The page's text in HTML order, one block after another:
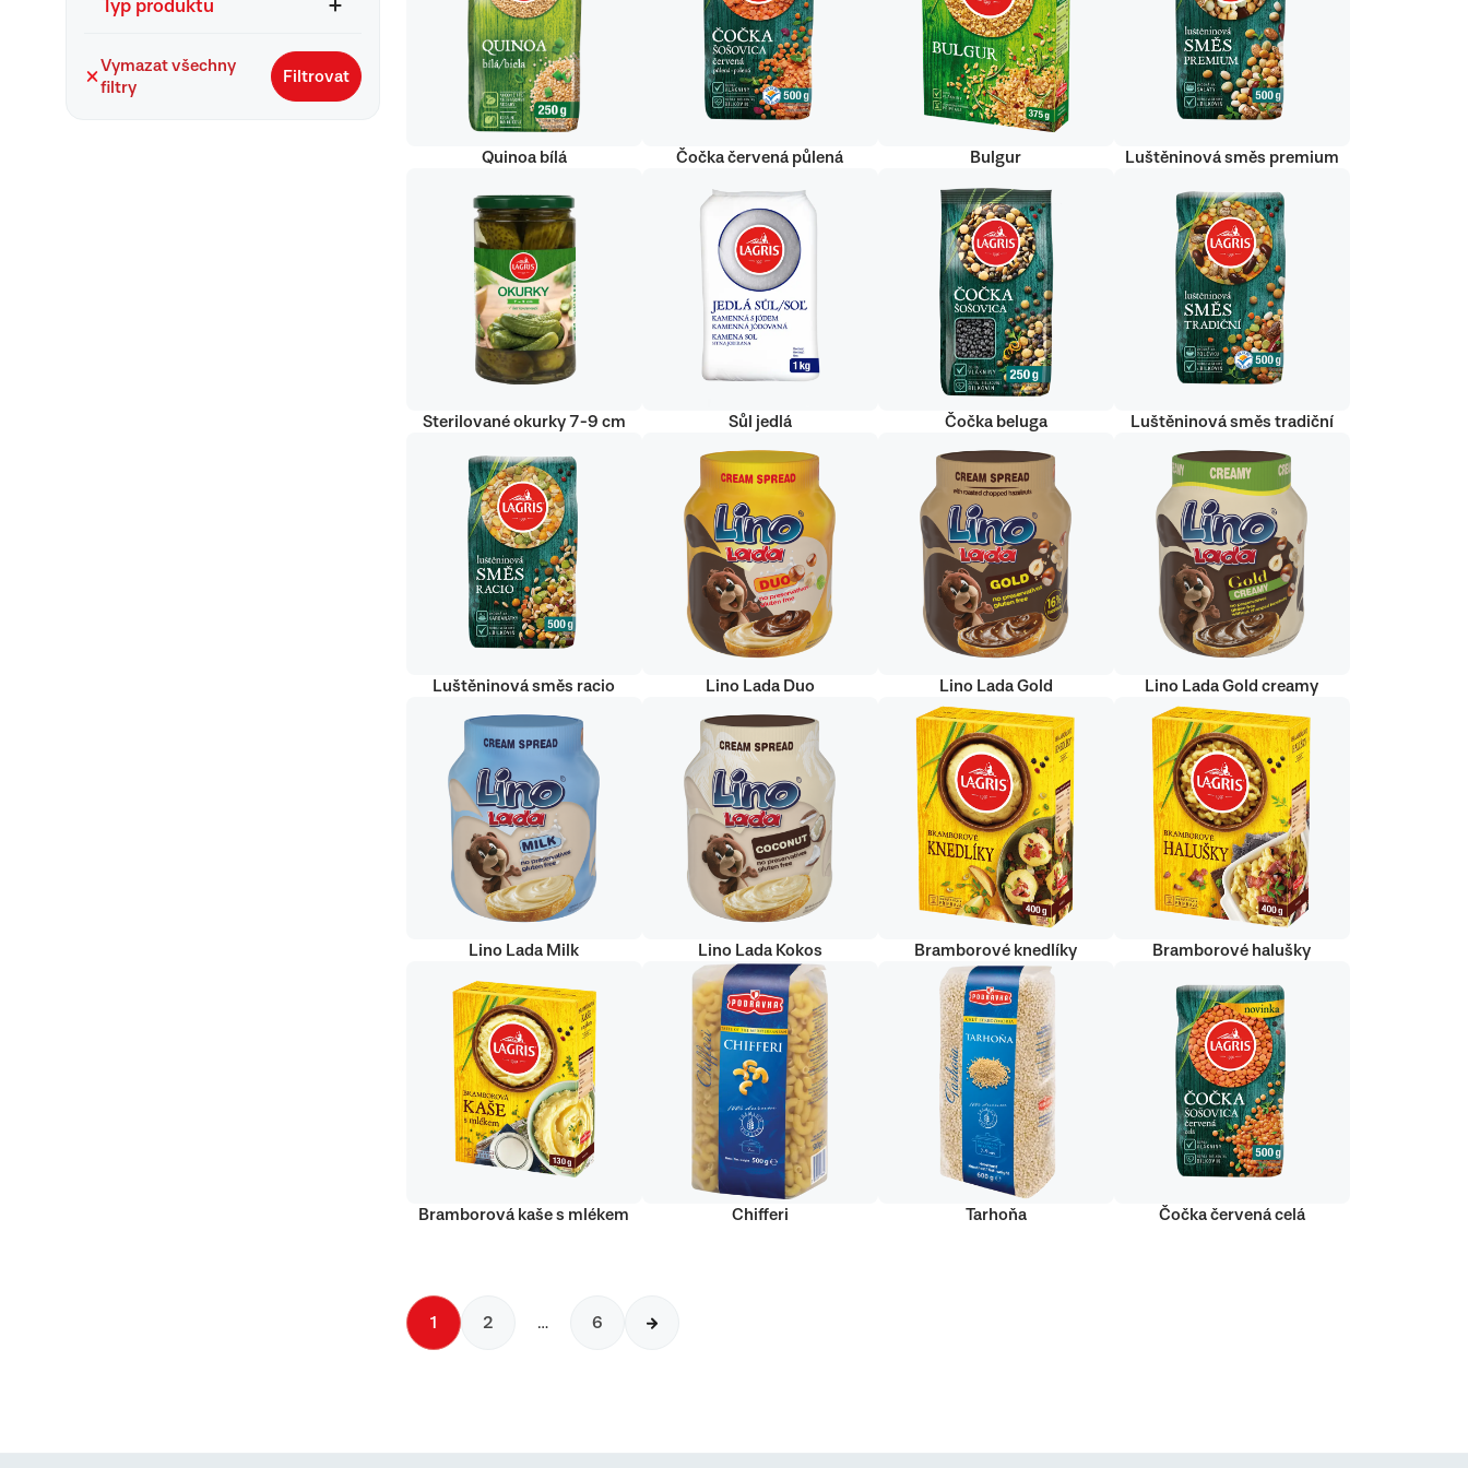
Typ produktu
Vymazat všechny
filtry
Filtrovat
Quinoa bílá Čočka červená půlená Bulgur Luštěninová směs premium
Sterilované okurky 7-9 cm Sůl jedlá Čočka beluga Luštěninová směs tradiční
Luštěninová směs racio Lino Lada Duo Lino Lada Gold Lino Lada Gold creamy
Lino Lada Milk Lino Lada Kokos Bramborové knedlíky Bramborové halušky
Bramborová kaše s mlékem Chifferi Tarhoňa Čočka červená celá
1 2 … 6